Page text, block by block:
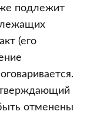
подлежит
(его
отменены